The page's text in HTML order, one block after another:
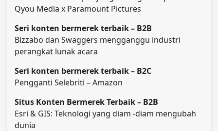
Qyou Media x Paramount Pictures
Seri konten bermerek terbaik – B2B
Bizzabo dan Swaggers mengganggu industri
perangkat lunak acara
Seri konten bermerek terbaik – B2C
Pengganti Selebriti – Amazon
Situs Konten Bermerek Terbaik – B2B
Esri & GIS: Teknologi yang diam -diam mengubah
dunia